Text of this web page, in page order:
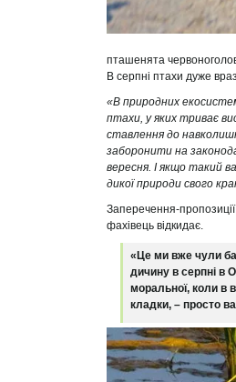
пташенята
В серпні птахи дуже
«В природних
птахи, у яких триває
ставлення до
заборонити на
вересня. І якщо такий
дикої природи свого
Заперечення-
фахівець відкидає.
«Це ми вже чули
дичину в серпні в
моральної, коли в
кладки, – просто